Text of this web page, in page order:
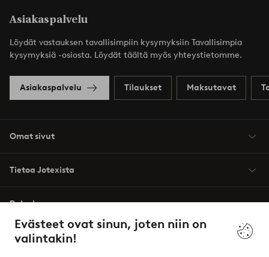
Evästeet ovat sinun, joten niin on
valintakin!
Asiakaspalvelu
Löydät vastauksen tavallisimpiin kysymyksiin Tavallisimpia
kysymyksiä -osiosta. Löydät täältä myös yhteystietomme.
Asiakaspalvelu Tilaukset Maksutavat
Omat sivut
Tietoa Jotexista
Palvelumme
Ehdot